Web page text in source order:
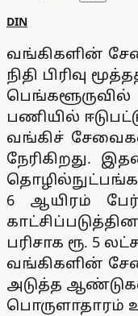
DIN
வங்கிகளின்
நிதி பிரிவு
பணியில்
வங்கிச்
நேரிகிறது.
6 ஆயிரம் பேர்
பரிசாக ரூ. 5
வங்கிகளின்
அடுத்த
பொருளாதாரம்